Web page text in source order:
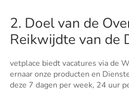
2. Doel van de
Reikwijdte van de
vetplace biedt vacatures via de
ernaar onze producten en
deze 7 dagen per week, 24 uur